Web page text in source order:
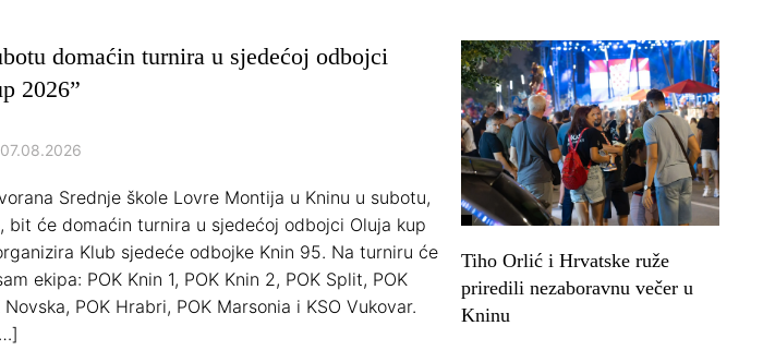
domaćin turnira u sjedećoj odbojci
2026”
Srednje škole Lovre Montija u Kninu u subotu,
bit će domaćin turnira u sjedećoj odbojci Oluja kup
Klub sjedeće odbojke Knin 95. Na turniru će
ekipa: POK Knin 1, POK Knin 2, POK Split, POK
Novska, POK Hrabri, POK Marsonia i KSO Vukovar.
Tiho Orlić i Hrvatske ruže
priredili nezaboravnu večer u
Kninu